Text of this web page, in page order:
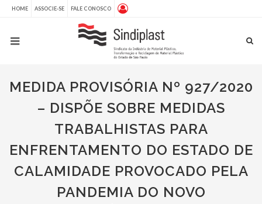
HOME ASSOCIE-SE FALE CONOSCO
MEDIDA PROVISÓRIA Nº 927/2020
– DISPÕE SOBRE MEDIDAS
TRABALHISTAS PARA
ENFRENTAMENTO DO ESTADO DE
CALAMIDADE PROVOCADO PELA
PANDEMIA DO NOVO